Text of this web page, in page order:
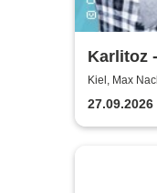
Karlitoz
Kiel, Max
27.09.2026